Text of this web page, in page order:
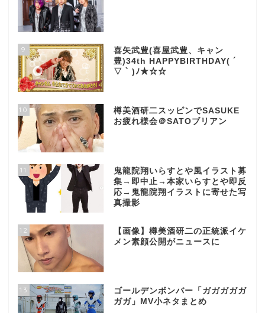
9
喜矢武豊(喜屋武豊、キャン
豊)34th HAPPYBIRTHDAY( ´
▽ ` )ﾉ★☆☆
10
樽美酒研二スッピンでSASUKE
お疲れ様会＠SATOブリアン
11
鬼龍院翔いらすとや風イラスト募
集→即中止→本家いらすとや即反
応→鬼龍院翔イラストに寄せた写
真撮影
12
【画像】樽美酒研二の正統派イケ
メン素顔公開がニュースに
13
ゴールデンボンバー「ガガガガガ
ガガ」MV小ネタまとめ